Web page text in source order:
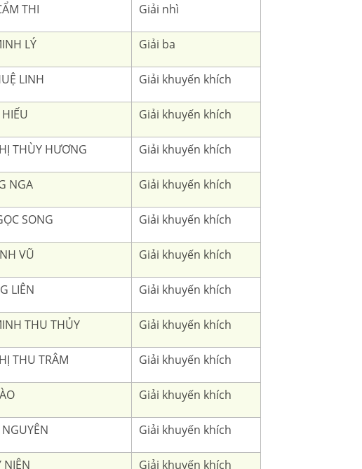
THI Giải nhì
LÝ Giải ba
LINH Giải khuyến khích
Giải khuyến khích
THÙY HƯƠNG Giải khuyến khích
NGA Giải khuyến khích
SONG Giải khuyến khích
VŨ Giải khuyến khích
LIÊN Giải khuyến khích
THU THỦY Giải khuyến khích
THU TRÂM Giải khuyến khích
Giải khuyến khích
Giải khuyến khích
NIÊN Giải khuyến khích